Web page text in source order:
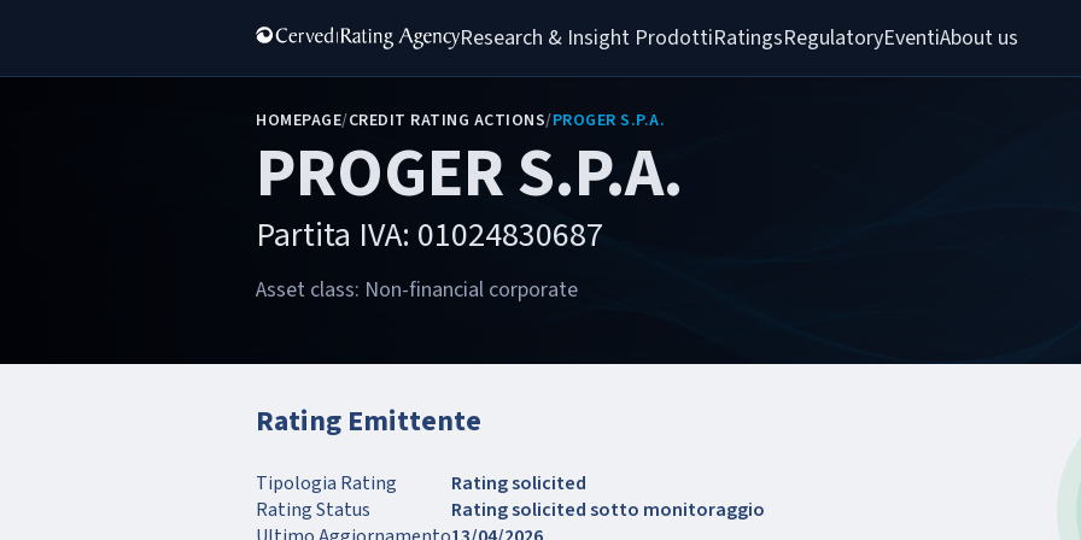
Research & Insight ProdottiRatingsRegulatoryEventiAbout us
HOMEPAGE/CREDIT RATING ACTIONS/PROGER S.P.A.
PROGER S.P.A.
Partita IVA: 01024830687
Asset class: Non-financial corporate
Rating Emittente
Tipologia Rating
Rating solicited
Rating Status
Rating solicited sotto monitoraggio